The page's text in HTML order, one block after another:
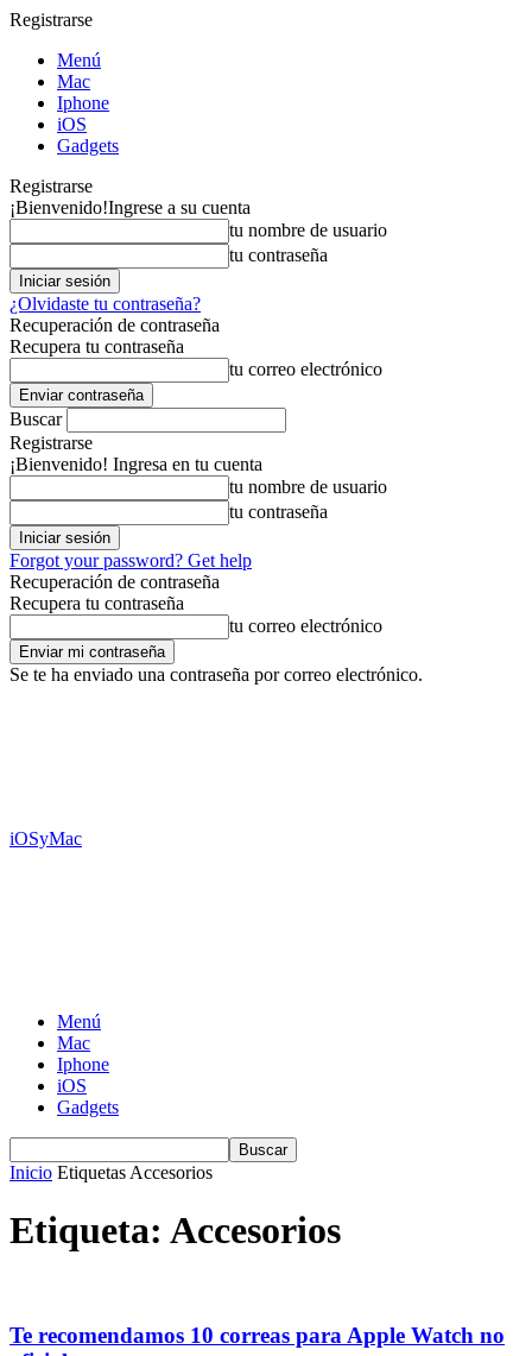
Registrarse
Menú
Mac
Iphone
iOS
Gadgets
Registrarse
¡Bienvenido!Ingrese a su cuenta
tu nombre de usuario
tu contraseña
¿Olvidaste tu contraseña?
Recuperación de contraseña
Recupera tu contraseña
tu correo electrónico
Buscar
Registrarse
¡Bienvenido! Ingresa en tu cuenta
tu nombre de usuario
tu contraseña
Forgot your password? Get help
Recuperación de contraseña
Recupera tu contraseña
tu correo electrónico
Se te ha enviado una contraseña por correo electrónico.
iOSyMac
Menú
Mac
Iphone
iOS
Gadgets
Inicio Etiquetas Accesorios
Etiqueta: Accesorios
Te recomendamos 10 correas para Apple Watch no